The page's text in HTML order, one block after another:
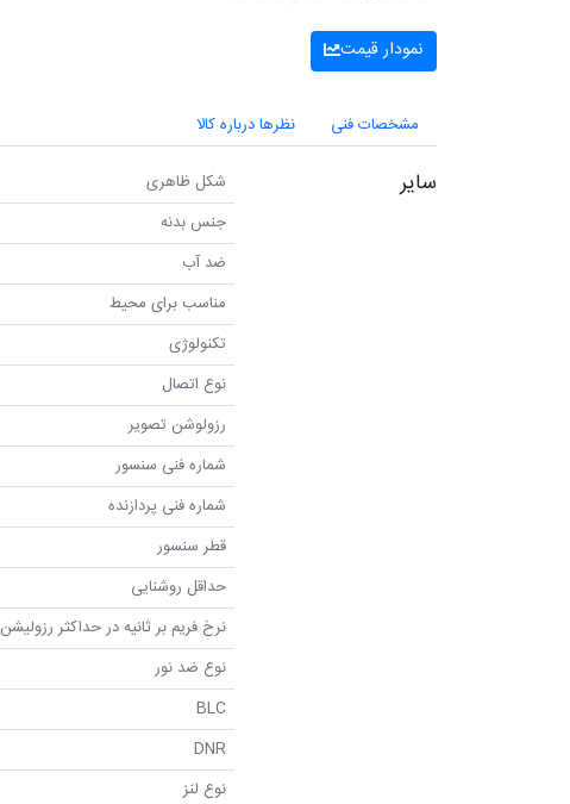
نمودار قیمت
مشخصات فنی نظرها درباره کالا
سایر شکل ظاهری
جنس بدنه
ضد آب
مناسب برای محیط
تکنولوژی
نوع اتصال
رزولوشن تصویر
شماره فنی سنسور
شماره فنی پردازنده
قطر سنسور
حداقل روشنایی
نرخ فریم بر ثانیه در حداکثر رزولیشن
نوع ضد نور
BLC
DNR
نوع لنز